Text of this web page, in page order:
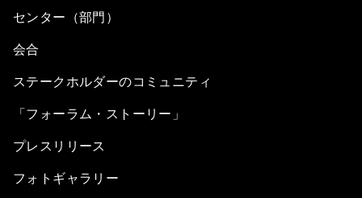
センター（部門）
会合
ステークホルダーのコミュニティ
「フォーラム・ストーリー」
プレスリリース
フォトギャラリー